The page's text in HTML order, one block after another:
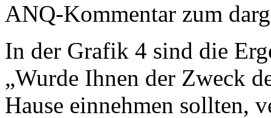
ANQ-Kommentar zum
In der Grafik 4 sind die
„Wurde Ihnen der Zweck
Hause einnehmen sollten,